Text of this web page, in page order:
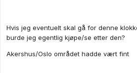
Hvis jeg eventuelt skal gå for denne
burde jeg egentlig kjøpe/se etter den?
Akershus/Oslo området hadde vært fint